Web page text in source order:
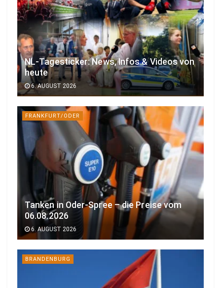
NL-Tagesticker: News, Infos & Videos von
heute
6. AUGUST 2026
FRANKFURT/ODER
Tanken in Oder-Spree – die Preise vom
06.08.2026
6. AUGUST 2026
BRANDENBURG